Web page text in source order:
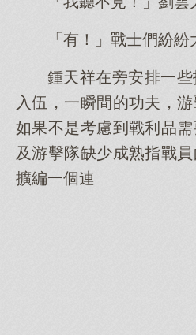
「有！」戰士們紛紛
鍾天祥在旁安排一
入伍，一瞬間的功夫，游
如果不是考慮到戰利品
及游擊隊缺少成熟指戰
擴編一個連